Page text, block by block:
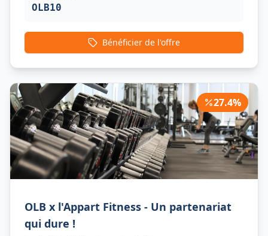
OLB10
Bénéficier de l'offre
27.4%
OLB x l'Appart Fitness - Un partenariat
qui dure !